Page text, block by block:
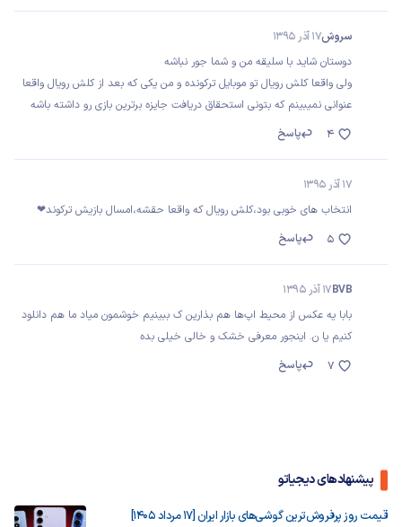
سروش17 آذر 1395
دوستان شاید با سلیقه من و شما جور نباشه
ولی واقعا کلش رویال تو موبایل ترکونده و من یکی که بعد از کلش رویال واقعا
عنوانی نمیبینم که بتونی استحقاق دریافت جایزه برترین بازی رو داشته باشه
پاسخ
4
17 آذر 1395
انتخاب های خوبی بود،کلش رویال که واقعا حقشه،امسال بازیش ترکوند❤
پاسخ
5
BVB17 آذر 1395
بابا یه عکس از محیط اپ‌ها هم بذارین ک ببینیم خوشمون میاد ما هم دانلود
کنیم یا ن. اینجور معرفی خشک و خالی خیلی بده
پاسخ
7
پیشنهادهای دیجیاتو
قیمت روز پرفروش‌ترین گوشی‌های بازار ایران [17 مرداد 1405]